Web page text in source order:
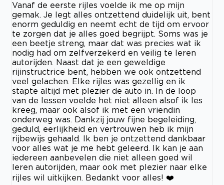
Vanaf de eerste rijles voelde ik me op mijn
gemak. Je legt alles ontzettend duidelijk uit, bent
enorm geduldig en neemt echt de tijd om ervoor
te zorgen dat je alles goed begrijpt. Soms was je
een beetje streng, maar dat was precies wat ik
nodig had om zelfverzekerd en veilig te leren
autorijden. Naast dat je een geweldige
rijinstructrice bent, hebben we ook ontzettend
veel gelachen. Elke rijles was gezellig en ik
stapte altijd met plezier de auto in. In de loop
van de lessen voelde het niet alleen alsof ik les
kreeg, maar ook alsof ik met een vriendin
onderweg was. Dankzij jouw fijne begeleiding,
geduld, eerlijkheid en vertrouwen heb ik mijn
rijbewijs gehaald. Ik ben je ontzettend dankbaar
voor alles wat je me hebt geleerd. Ik kan je aan
iedereen aanbevelen die niet alleen goed wil
leren autorijden, maar ook met plezier naar elke
rijles wil uitkijken. Bedankt voor alles! ❤️